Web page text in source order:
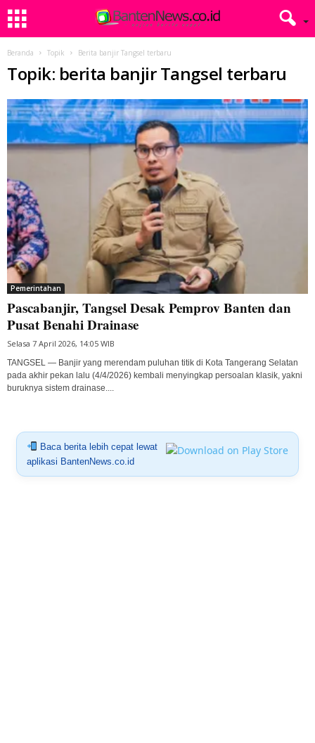
Beranda Topik Berita banjir Tangsel terbaru
Topik: berita banjir Tangsel terbaru
Pemerintahan
Pascabanjir, Tangsel Desak Pemprov Banten dan
Pusat Benahi Drainase
Selasa 7 April 2026, 14:05 WIB
TANGSEL — Banjir yang merendam puluhan titik di Kota Tangerang Selatan
pada akhir pekan lalu (4/4/2026) kembali menyingkap persoalan klasik, yakni
buruknya sistem drainase....
Baca berita lebih cepat lewat
aplikasi BantenNews.co.id